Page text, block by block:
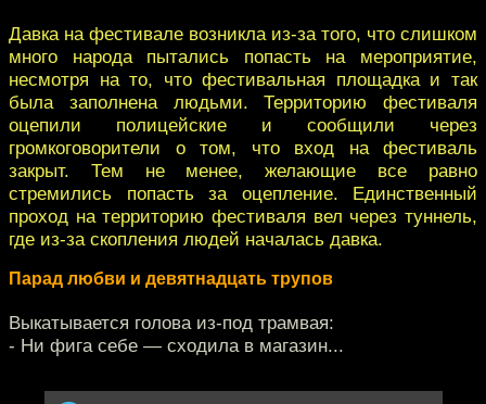
Давка на фестивале возникла из-за того, что слишком
много народа пытались попасть на мероприятие,
несмотря на то, что фестивальная площадка и так
была заполнена людьми. Территорию фестиваля
оцепили полицейские и сообщили через
громкоговорители о том, что вход на фестиваль
закрыт. Тем не менее, желающие все равно
стремились попасть за оцепление. Единственный
проход на территорию фестиваля вел через туннель,
где из-за скопления людей началась давка.
Парад любви и девятнадцать трупов
Выкатывается голова из-под трамвая:
- Ни фига себе — сходила в магазин...